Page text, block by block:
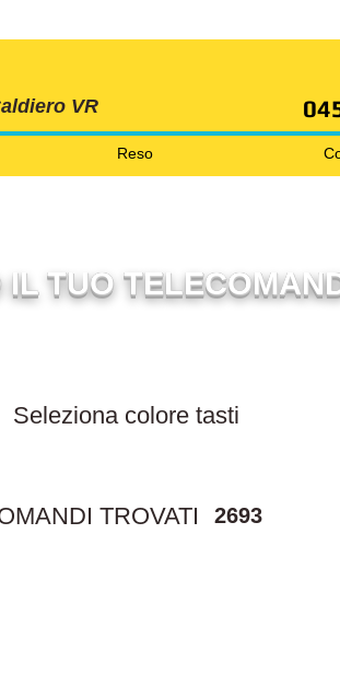
VR
Reso
TUO
TROVATI 2693